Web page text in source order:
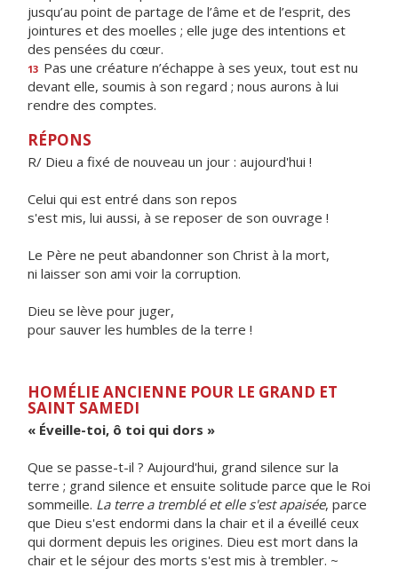
jusqu’au point de partage de l’âme et de l’esprit, des
jointures et des moelles ; elle juge des intentions et
des pensées du cœur.
13 Pas une créature n’échappe à ses yeux, tout est nu
devant elle, soumis à son regard ; nous aurons à lui
rendre des comptes.
RÉPONS
R/ Dieu a fixé de nouveau un jour : aujourd'hui !
Celui qui est entré dans son repos
s'est mis, lui aussi, à se reposer de son ouvrage !
Le Père ne peut abandonner son Christ à la mort,
ni laisser son ami voir la corruption.
Dieu se lève pour juger,
pour sauver les humbles de la terre !
HOMÉLIE ANCIENNE POUR LE GRAND ET
SAINT SAMEDI
« Éveille-toi, ô toi qui dors »
Que se passe-t-il ? Aujourd'hui, grand silence sur la
terre ; grand silence et ensuite solitude parce que le Roi
sommeille. La terre a tremblé et elle s'est apaisée, parce
que Dieu s'est endormi dans la chair et il a éveillé ceux
qui dorment depuis les origines. Dieu est mort dans la
chair et le séjour des morts s'est mis à trembler. ~